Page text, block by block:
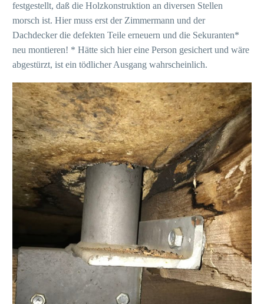
festgestellt, daß die Holzkonstruktion an diversen Stellen
morsch ist. Hier muss erst der Zimmermann und der
Dachdecker die defekten Teile erneuern und die Sekuranten*
neu montieren! * Hätte sich hier eine Person gesichert und wäre
abgestürzt, ist ein tödlicher Ausgang wahrscheinlich.